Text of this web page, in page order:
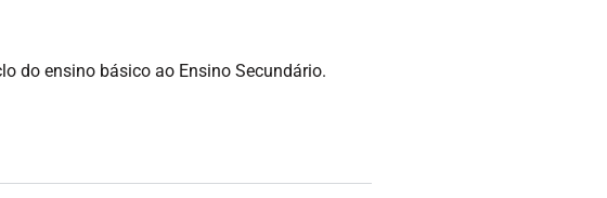
do ensino básico ao Ensino Secundário.